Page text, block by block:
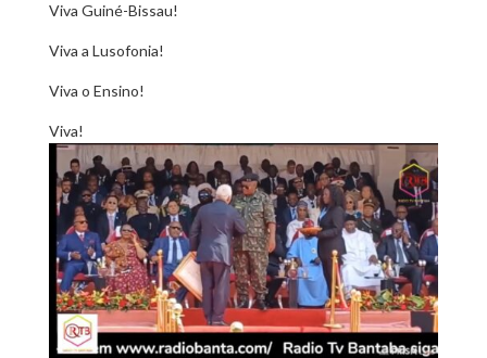
Viva Guiné-Bissau!
Viva a Lusofonia!
Viva o Ensino!
Viva!